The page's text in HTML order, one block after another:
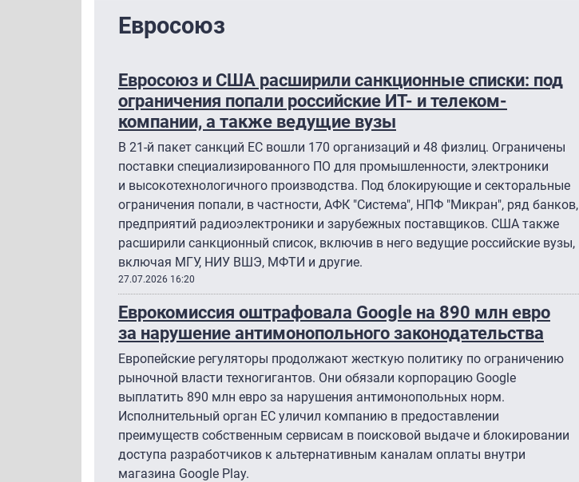
Евросоюз
Евросоюз и США расширили санкционные списки: под
ограничения попали российские ИТ- и телеком-
компании, а также ведущие вузы
В 21-й пакет санкций ЕС вошли 170 организаций и 48 физлиц. Ограничены
поставки специализированного ПО для промышленности, электроники
и высокотехнологичного производства. Под блокирующие и секторальные
ограничения попали, в частности, АФК "Система", НПФ "Микран", ряд банков,
предприятий радиоэлектроники и зарубежных поставщиков. США также
расширили санкционный список, включив в него ведущие российские вузы,
включая МГУ, НИУ ВШЭ, МФТИ и другие.
27.07.2026 16:20
Еврокомиссия оштрафовала Google на 890 млн евро
за нарушение антимонопольного законодательства
Европейские регуляторы продолжают жесткую политику по ограничению
рыночной власти техногигантов. Они обязали корпорацию Google
выплатить 890 млн евро за нарушения антимонопольных норм.
Исполнительный орган ЕС уличил компанию в предоставлении
преимуществ собственным сервисам в поисковой выдаче и блокировании
доступа разработчиков к альтернативным каналам оплаты внутри
магазина Google Play.